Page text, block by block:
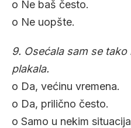
o Ne baš često.
o Ne uopšte.
9. Osećala sam se
plakala.
o Da, većinu vremena.
o Da, prilično često.
o Samo u nekim